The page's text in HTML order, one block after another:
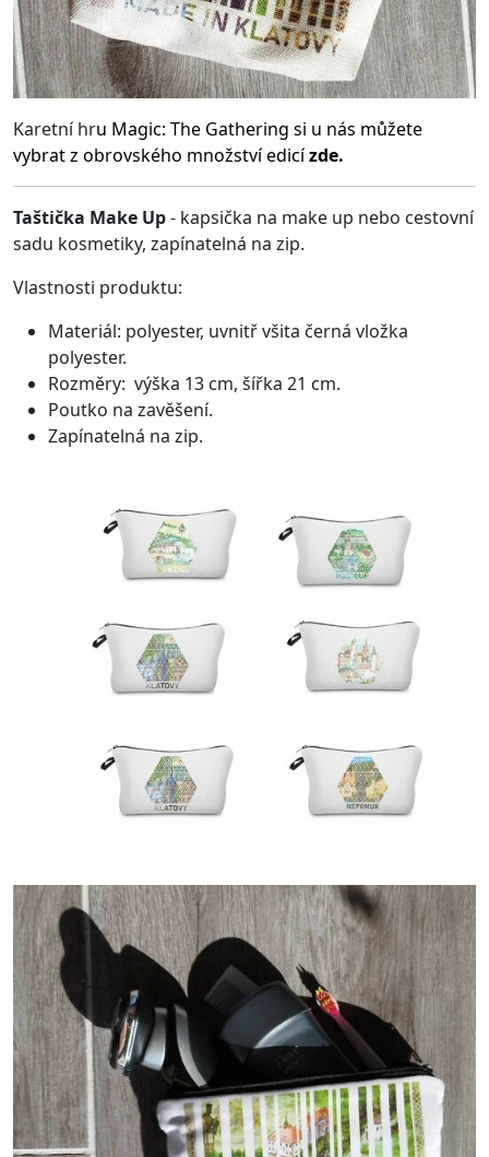
Karetní hru Magic: The Gathering si u nás můžete
vybrat z obrovského množství edicízde.
Taštička Make Up- kapsička na make up nebo cestovní
sadu kosmetiky, zapínatelná na zip.
Vlastnosti produktu:
Materiál: polyester, uvnitř všita černá vložka
polyester.
Rozměry: výška 13 cm, šířka 21 cm.
Poutko na zavěšení.
Zapínatelná na zip.